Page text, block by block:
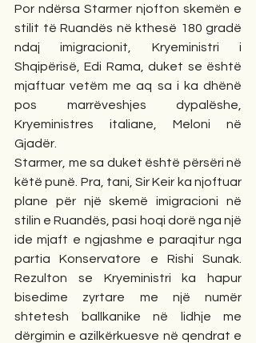
Por ndërsa Starmer njofton skemën e
stilit të Ruandës në kthesë 180 gradë
ndaj imigracionit, Kryeministri i
Shqipërisë, Edi Rama, duket se është
mjaftuar vetëm me aq sa i ka dhënë
pos marrëveshjes dypalëshe,
Kryeministres italiane, Meloni në
Gjadër.
Starmer, me sa duket është përsëri në
këtë punë. Pra, tani, Sir Keir ka njoftuar
plane për një skemë imigracioni në
stilin e Ruandës, pasi hoqi dorë nga një
ide mjaft e ngjashme e paraqitur nga
partia Konservatore e Rishi Sunak.
Rezulton se Kryeministri ka hapur
bisedime zyrtare me një numër
shtetesh ballkanike në lidhje me
dërgimin e azilkërkuesve në qendrat e